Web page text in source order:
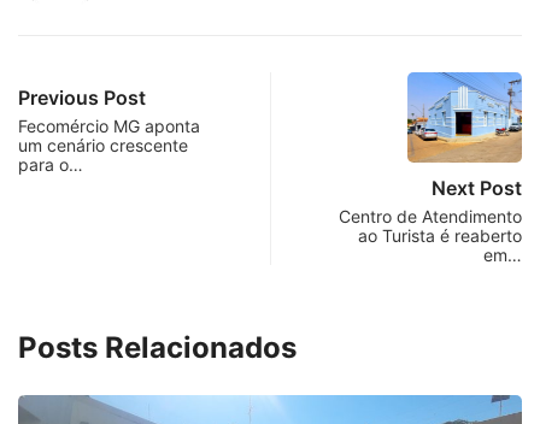
Previous Post
Fecomércio MG aponta
um cenário crescente
para o…
Next Post
Centro de Atendimento
ao Turista é reaberto
em…
Posts Relacionados